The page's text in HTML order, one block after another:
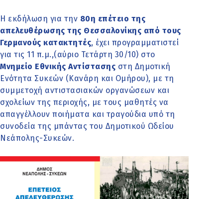
Η εκδήλωση για την 80η επέτειο της
απελευθέρωσης της Θεσσαλονίκης από τους
Γερμανούς κατακτητές, έχει προγραμματιστεί
για τις 11 π.μ.,(αύριο Τετάρτη 30/10) στο
Μνημείο Εθνικής Αντίστασης στη Δημοτική
Ενότητα Συκεών (Κανάρη και Ομήρου), με τη
συμμετοχή αντιστασιακών οργανώσεων και
σχολείων της περιοχής, με τους μαθητές να
απαγγέλλουν ποιήματα και τραγούδια υπό τη
συνοδεία της μπάντας του Δημοτικού Ωδείου
Νεάπολης-Συκεών.